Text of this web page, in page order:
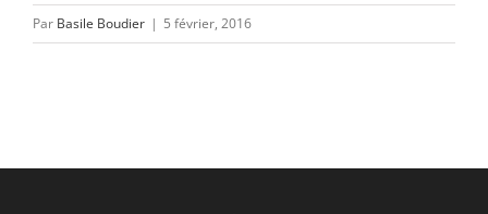
L’ASSOCIATION
Par Basile Boudier | 5 février, 2016